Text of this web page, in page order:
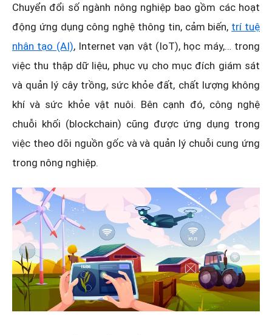
Chuyển đổi số ngành nông nghiệp bao gồm các hoạt
động ứng dụng công nghệ thông tin, cảm biến, trí tuệ
nhân tạo (AI), Internet vạn vật (IoT), học máy,… trong
việc thu thập dữ liệu, phục vụ cho mục đích giám sát
và quản lý cây trồng, sức khỏe đất, chất lượng không
khí và sức khỏe vật nuôi. Bên cạnh đó, công nghệ
chuỗi khối (blockchain) cũng được ứng dụng trong
việc theo dõi nguồn gốc và và quản lý chuỗi cung ứng
trong nông nghiệp.